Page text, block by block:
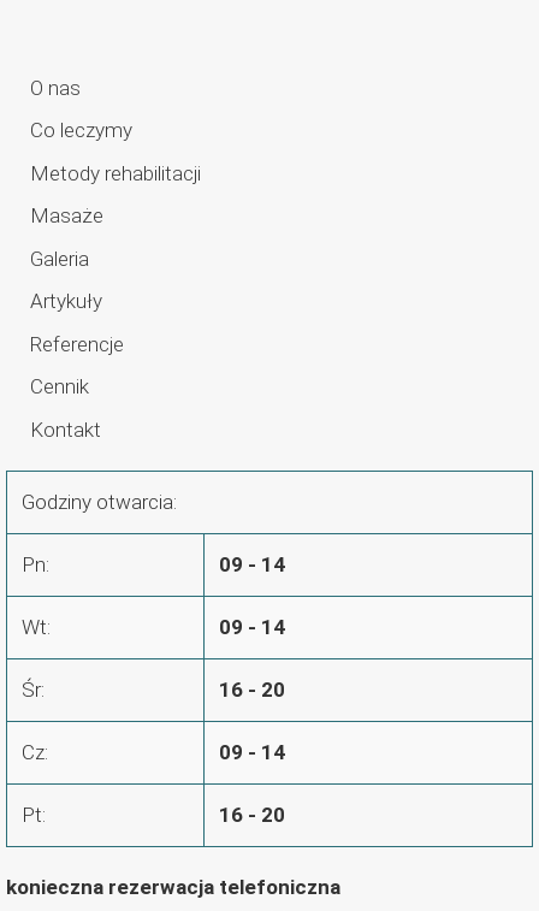
O nas
Co leczymy
Metody rehabilitacji
Masaże
Galeria
Artykuły
Referencje
Cennik
Kontakt
Godziny otwarcia:
Pn: 09 - 14
Wt: 09 - 14
Śr: 16 - 20
Cz: 09 - 14
Pt: 16 - 20
konieczna rezerwacja telefoniczna